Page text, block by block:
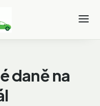
daně na